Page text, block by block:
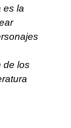
es la
de los